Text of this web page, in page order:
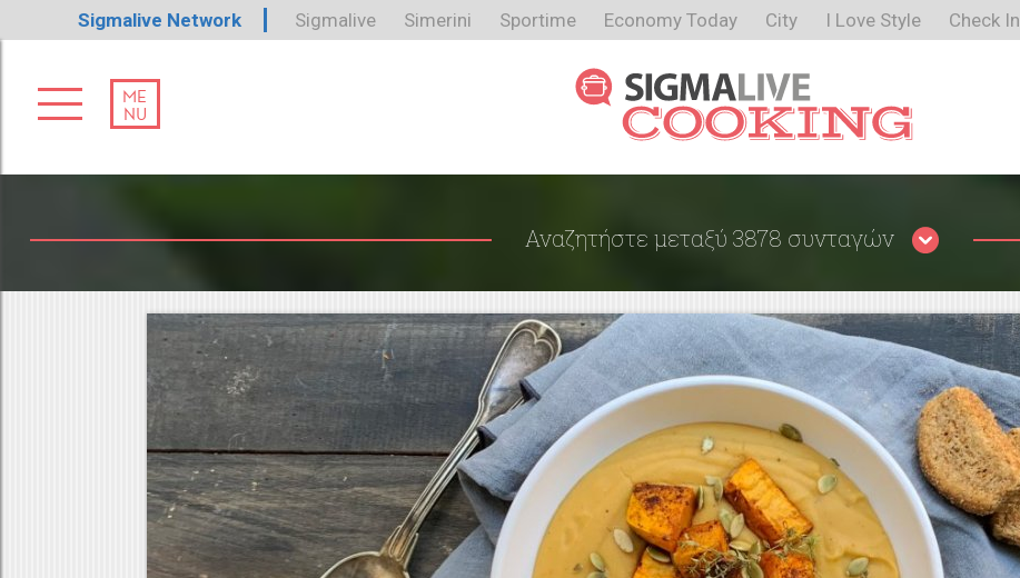
Sigmalive Network Sigmalive Simerini Sportime Economy Today City I Love Style Check In
ME
NU
Αναζητήστε μεταξύ 3878 συνταγών
Περιορίστε τα αποτελέσματα
αναζήτησης επιλέγοντας κατηγορίες: